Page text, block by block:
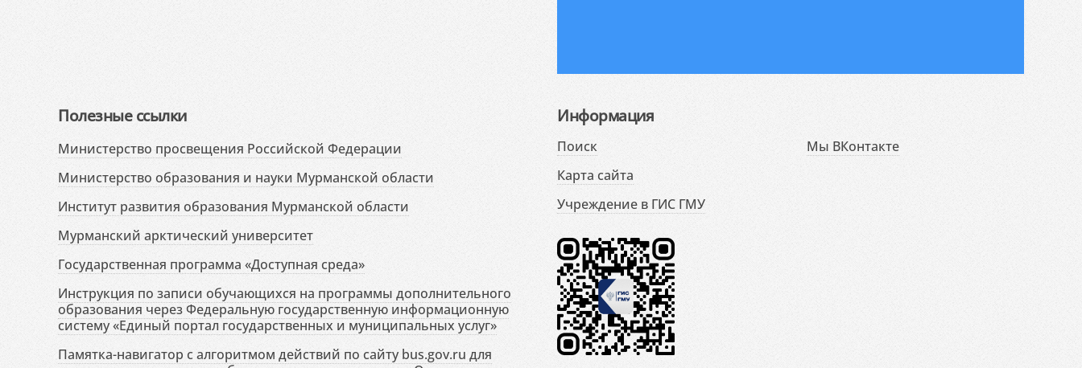
Полезные ссылки
Министерство просвещения Российской Федерации
Министерство образования и науки Мурманской области
Институт развития образования Мурманской области
Мурманский арктический университет
Государственная программа «Доступная среда»
Инструкция по записи обучающихся на программы дополнительного
образования через Федеральную государственную информационную
систему «Единый портал государственных и муниципальных услуг»
Памятка-навигатор с алгоритмом действий по сайту bus.gov.ru для
Информация
Поиск
Карта сайта
Учреждение в ГИС ГМУ
Мы ВКонтакте